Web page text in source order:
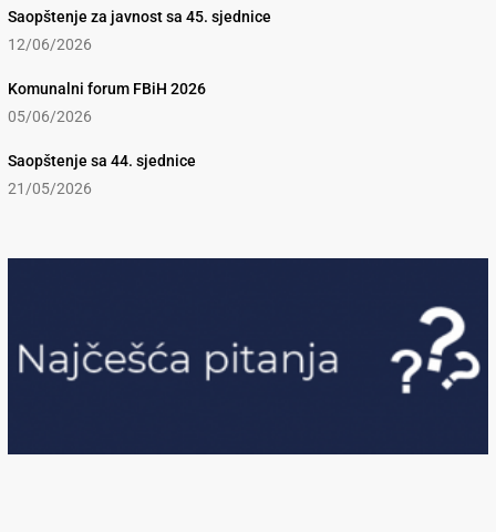
Saopštenje za javnost sa 45. sjednice
12/06/2026
Komunalni forum FBiH 2026
05/06/2026
Saopštenje sa 44. sjednice
21/05/2026